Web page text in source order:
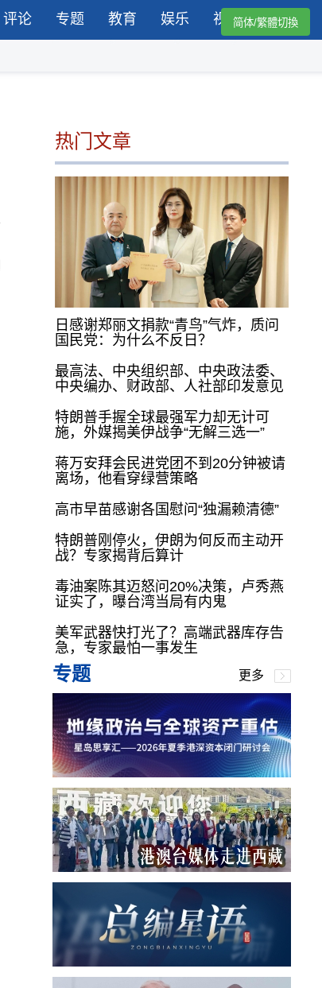
评论 专题 教育 娱乐 视频简体/繁體切換
热门文章
日感谢郑丽文捐款“青鸟”气炸，质问
国民党：为什么不反日？
最高法、中央组织部、中央政法委、
中央编办、财政部、人社部印发意见
特朗普手握全球最强军力却无计可
施，外媒揭美伊战争“无解三选一”
蒋万安拜会民进党团不到20分钟被请
离场，他看穿绿营策略
高市早苗感谢各国慰问“独漏赖清德”
特朗普刚停火，伊朗为何反而主动开
战？专家揭背后算计
毒油案陈其迈怒问20%决策，卢秀燕
证实了，曝台湾当局有内鬼
美军武器快打光了？高端武器库存告
急，专家最怕一事发生
专题 更多